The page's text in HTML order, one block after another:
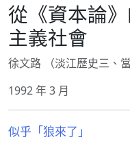
從《資本論
主義社會
徐文路 （淡江歷史三、
1992 年 3 月
似乎「狼來了」